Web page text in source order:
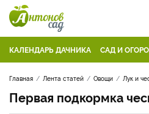
КАЛЕНДАРЬ ДАЧНИКА САД И
Главная Лента статей Овощи Лук и
Первая подкормка